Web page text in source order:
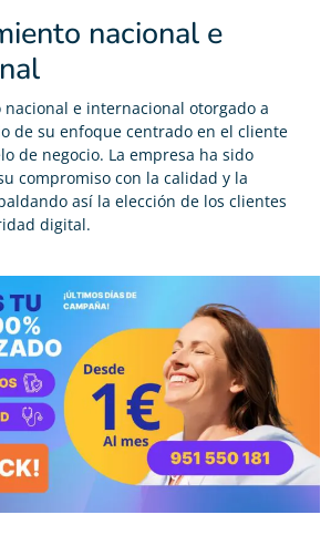
nacional e
nacional e internacional otorgado a
de su enfoque centrado en el cliente
de negocio. La empresa ha sido
compromiso con la calidad y la
así la elección de los clientes
digital.